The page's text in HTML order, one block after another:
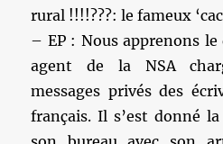
rural !!!!???: le fameux
– EP : Nous apprenons le
agent de la NSA
messages privés des
français. Il s’est donné